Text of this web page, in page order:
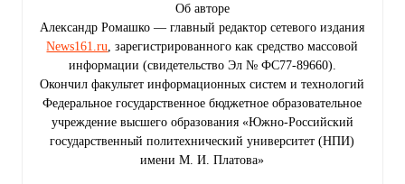
Об авторе
Александр Ромашко — главный редактор сетевого издания
News161.ru , зарегистрированного как средство массовой
информации (свидетельство Эл № ФС77-89660).
Окончил факультет информационных систем и технологий
Федеральное государственное бюджетное образовательное
учреждение высшего образования «Южно-Российский
государственный политехнический университет (НПИ)
имени М. И. Платова»